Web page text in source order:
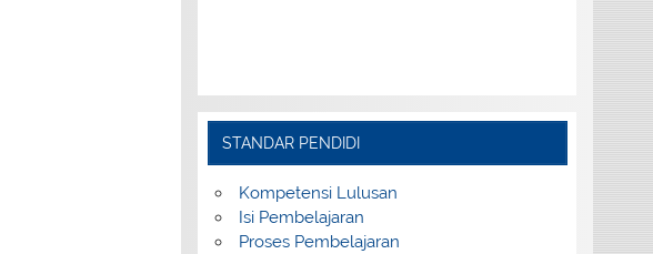
STANDAR PENDIDI
Kompetensi Lulusan
Isi Pembelajaran
Proses Pembelajaran